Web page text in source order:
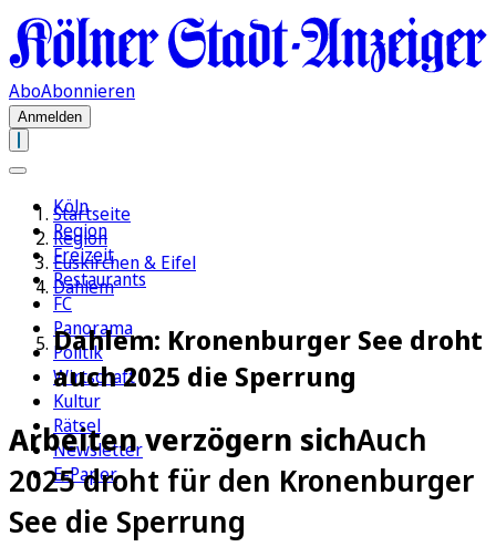
AboAbonnieren
Anmelden
Köln
Region
Freizeit
Restaurants
FC
Panorama
Politik
Wirtschaft
Kultur
Rätsel
Newsletter
E-Paper
Startseite
Region
Euskirchen & Eifel
Dahlem
Dahlem: Kronenburger See droht
auch 2025 die Sperrung
Arbeiten verzögern sichAuch
2025 droht für den Kronenburger
See die Sperrung